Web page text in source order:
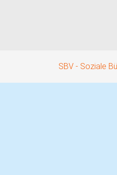
SBV - Soziale